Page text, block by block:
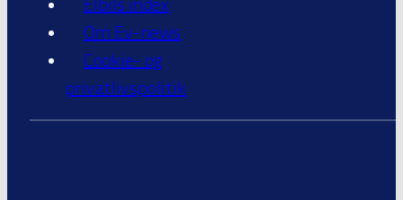
Om Ev-news
Cookie- og
privatlivspolitik